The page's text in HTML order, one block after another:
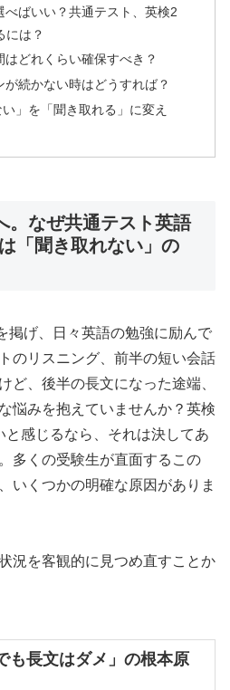
べばいい？共通テスト、英検2
には？
どれくらい確保すべき？
続かない時はどうすれば？
」を「聞き取れる」に変え
。なぜ共通テスト英語
「聞き取れない」の
掲げ、日々英語の勉強に励んで
のリスニング、前半の短い会話
ど、後半の長文になった途端、
悩みを抱えていませんか？英検
と感じるなら、それは決してあ
多くの受験生が直面するこの
いくつかの明確な原因がありま
況を客観的に見つめ直すことか
も長文はダメ」の根本原